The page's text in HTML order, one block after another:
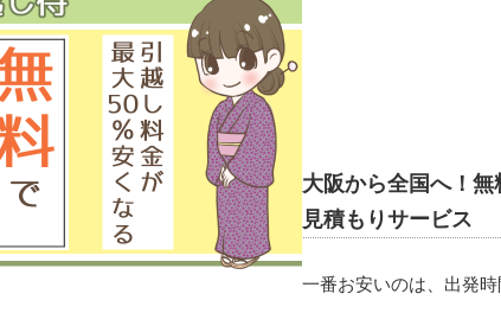
大阪から全国へ！無
見積もりサービス
一番お安いのは、出発